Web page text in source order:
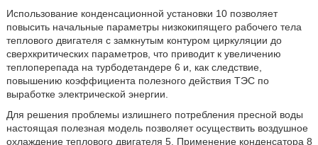
Использование конденсационной установки 10 позволяет
повысить начальные параметры низкокипящего рабочего тела
теплового двигателя с замкнутым контуром циркуляции до
сверхкритических параметров, что приводит к увеличению
теплоперепада на турбодетандере 6 и, как следствие,
повышению коэффициента полезного действия ТЭС по
выработке электрической энергии.
Для решения проблемы излишнего потребления пресной воды
настоящая полезная модель позволяет осуществить воздушное
охлаждение теплового двигателя 5. Применение конденсатора 8